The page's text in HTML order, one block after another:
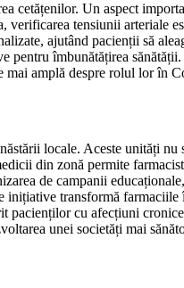
cetățenilor. Un aspect
verificarea tensiunii arteriale
ajutând pacienții să
îmbunătățirea
amplă despre rolul lor în
locale. Aceste unități nu
din zonă permite
de campanii
inițiative transformă
pacienților cu afecțiuni
unei societăți mai